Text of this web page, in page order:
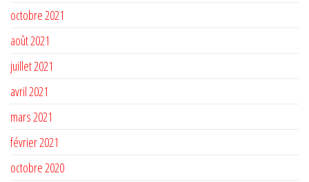
octobre 2021
août 2021
juillet 2021
avril 2021
mars 2021
février 2021
octobre 2020